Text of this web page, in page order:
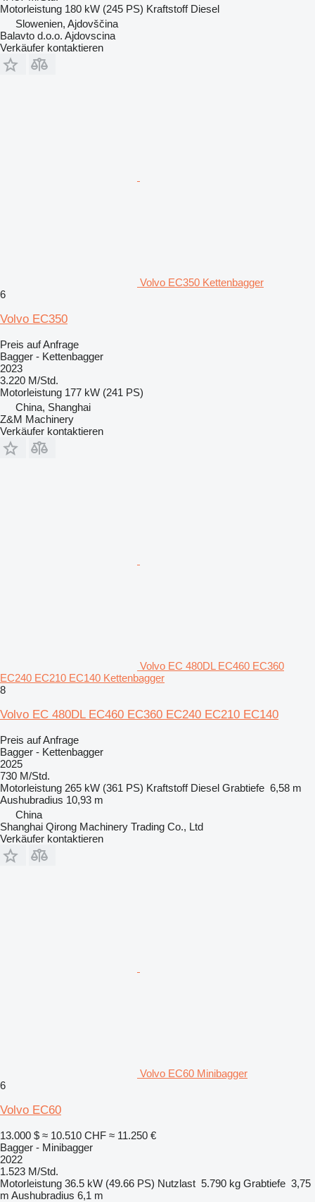
Motorleistung 180 kW (245 PS) Kraftstoff Diesel
Slowenien, Ajdovščina
Balavto d.o.o. Ajdovscina
Verkäufer kontaktieren
Volvo EC350 Kettenbagger
6
Volvo EC350
Preis auf Anfrage
Bagger - Kettenbagger
2023
3.220 M/Std.
Motorleistung 177 kW (241 PS)
China, Shanghai
Z&M Machinery
Verkäufer kontaktieren
Volvo EC 480DL EC460 EC360
EC240 EC210 EC140 Kettenbagger
8
Volvo EC 480DL EC460 EC360 EC240 EC210 EC140
Preis auf Anfrage
Bagger - Kettenbagger
2025
730 M/Std.
Motorleistung 265 kW (361 PS) Kraftstoff Diesel Grabtiefe 6,58 m
Aushubradius 10,93 m
China
Shanghai Qirong Machinery Trading Co., Ltd
Verkäufer kontaktieren
Volvo EC60 Minibagger
6
Volvo EC60
13.000 $ ≈ 10.510 CHF ≈ 11.250 €
Bagger - Minibagger
2022
1.523 M/Std.
Motorleistung 36.5 kW (49.66 PS) Nutzlast 5.790 kg Grabtiefe 3,75
m Aushubradius 6,1 m